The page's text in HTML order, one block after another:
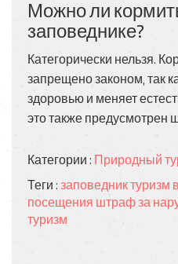
Можно ли
заповеднике?
Категорически нельзя.
запрещено законом, так
здоровью и меняет
это также предусмотрен
Категории : Природный
Теги : заповедниктуризм
посещения штраф за
туризм